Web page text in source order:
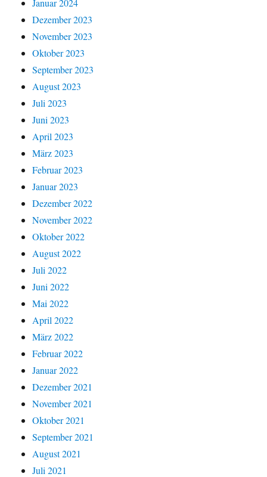
Januar 2024
Dezember 2023
November 2023
Oktober 2023
September 2023
August 2023
Juli 2023
Juni 2023
April 2023
März 2023
Februar 2023
Januar 2023
Dezember 2022
November 2022
Oktober 2022
August 2022
Juli 2022
Juni 2022
Mai 2022
April 2022
März 2022
Februar 2022
Januar 2022
Dezember 2021
November 2021
Oktober 2021
September 2021
August 2021
Juli 2021